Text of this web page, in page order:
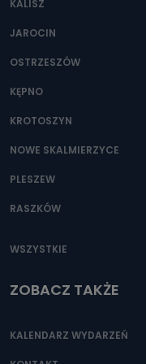
Można to zrobić pod
KALISZ
JAROCIN
OSTRZESZÓW
KĘPNO
KROTOSZYN
NOWE SKALMIERZYCE
PLESZEW
RASZKÓW
WSZYSTKIE
ZOBACZ TAKŻE
KALENDARZ WYDARZEŃ